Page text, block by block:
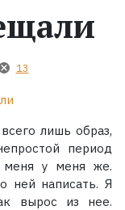
13
лишь образ,
период
меня у меня же.
ней написать. Я
вырос из нее.